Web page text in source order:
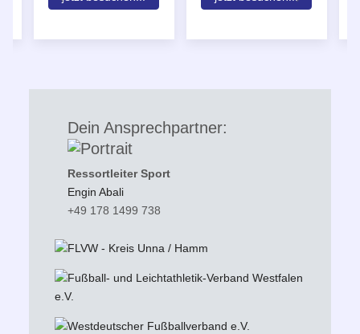
Dein Ansprechpartner:
Ressortleiter Sport
Engin Abali
+49 178 1499 738